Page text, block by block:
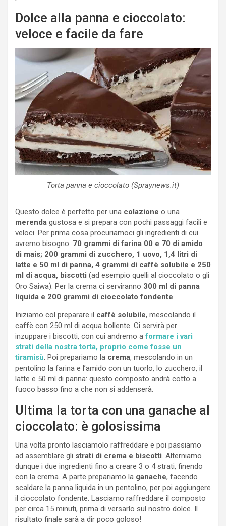
Dolce alla panna e cioccolato:
veloce e facile da fare
Torta panna e cioccolato (Spraynews.it)
Questo dolce è perfetto per una colazione o una
merenda gustosa e si prepara con pochi passaggi facili e
veloci. Per prima cosa procuriamoci gli ingredienti di cui
avremo bisogno: 70 grammi di farina 00 e 70 di amido
di mais; 200 grammi di zucchero, 1 uovo, 1,4 litri di
latte e 50 ml di panna, 4 grammi di caffè solubile e 250
ml di acqua, biscotti (ad esempio quelli al cioccolato o gli
Oro Saiwa). Per la crema ci serviranno 300 ml di panna
liquida e 200 grammi di cioccolato fondente.
Iniziamo col preparare il caffè solubile, mescolando il
caffè con 250 ml di acqua bollente. Ci servirà per
inzuppare i biscotti, con cui andremo aformare i vari
strati della nostra torta, proprio come fosse un
tiramisù. Poi prepariamo la crema, mescolando in un
pentolino la farina e l’amido con un tuorlo, lo zucchero, il
latte e 50 ml di panna: questo composto andrà cotto a
fuoco basso fino a che non si addenserà.
Ultima la torta con una ganache al
cioccolato: è golosissima
Una volta pronto lasciamolo raffreddare e poi passiamo
ad assemblare gli strati di crema e biscotti. Alterniamo
dunque i due ingredienti fino a creare 3 o 4 strati, finendo
con la crema. A parte prepariamo la ganache, facendo
scaldare la panna liquida in un pentolino, per poi aggiungere
il cioccolato fondente. Lasciamo raffreddare il composto
per circa 15 minuti, prima di versarlo sul nostro dolce. Il
risultato finale sarà a dir poco goloso!